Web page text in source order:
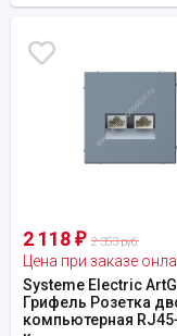
2 118 ₽ 2 353 руб.
Цена при заказе
Systeme Electric
Грифель Розетка
компьютерная